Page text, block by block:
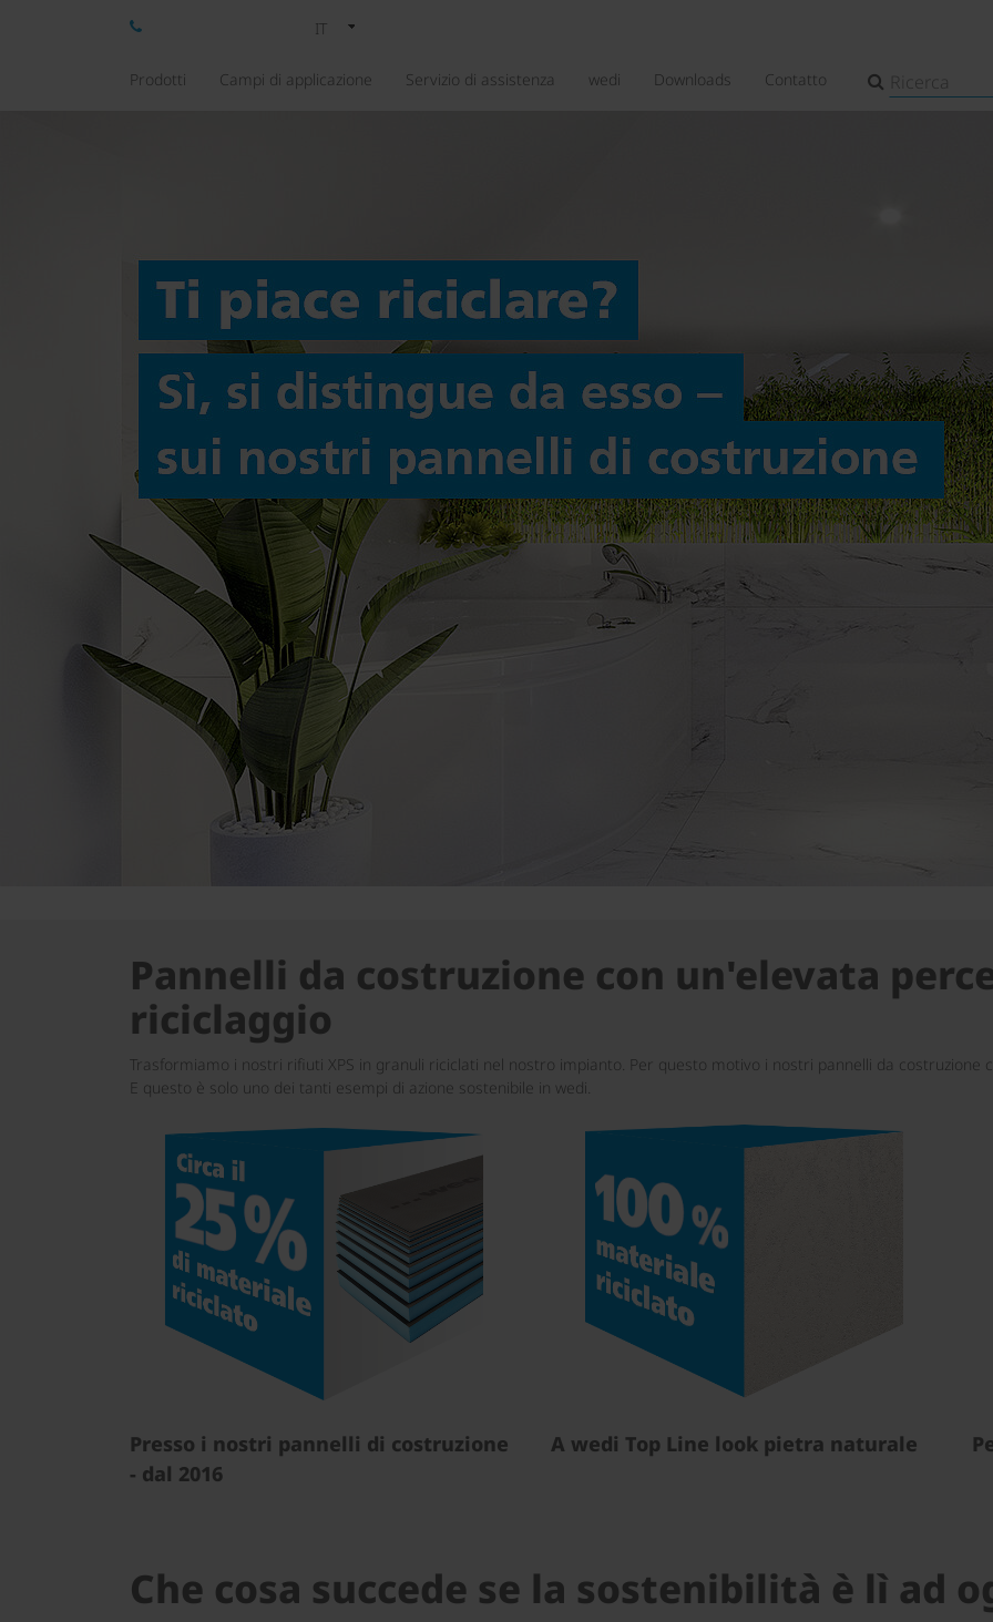
IT
Prodotti Campi di applicazione Servizio di assistenza wedi Downloads Contatto
Pannelli da costruzione con un'elevata
riciclaggio
Trasformiamo i nostri rifiuti XPS in granuli riciclati nel nostro impianto. Per questo motivo i nostri pannelli da costruzione
E questo è solo uno dei tanti esempi di azione sostenibile in wedi.
Presso i nostri pannelli di costruzione
- dal 2016
A wedi Top Line look pietra naturale
Che cosa succede se la sostenibilità è lì ad